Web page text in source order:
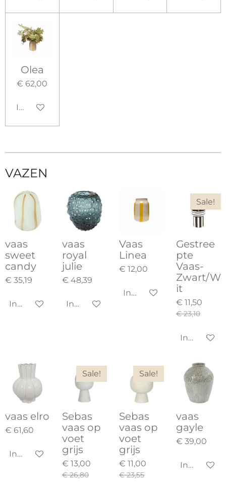
Olea
€ 62,00
In winkelwagen
VAZEN
vaas
sweet
candy
€ 35,19
In winkelwagen
vaas
royal
julie
€ 48,39
In winkelwagen
Vaas
Linea
€ 12,00
In winkelwagen
Sale!
Gestree
pte
Vaas-
Zwart/W
it
€ 11,50
€ 23,10
In
vaas elro
€ 61,60
In winkelwagen
Sale!
Sebas
vaas op
voet
grijs
€ 13,00
€ 26,80
Sale!
Sebas
vaas op
voet
grijs
€ 11,00
€ 23,55
vaas
gayle
€ 39,00
In